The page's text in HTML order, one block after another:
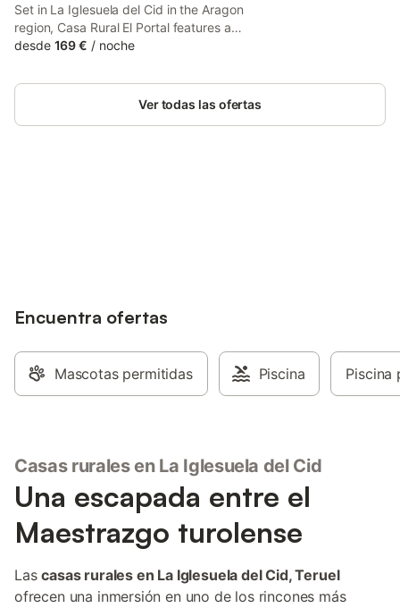
Set in La Iglesuela del Cid in the Aragon
region, Casa Rural El Portal features a
balcony. The holiday home is composed
kitchen, and 2 bathrooms. A flat-screen
TV is featured. The accommodation is
desde 169 € / noche
Ver todas las ofertas
Encuentra ofertas
Mascotas permitidas Piscina Piscina
Casas rurales en La Iglesuela del Cid
Una escapada entre el
Maestrazgo turolense
Lascasas rurales en La Iglesuela del Cid, Teruel
ofrecen una inmersión en uno de los rincones más